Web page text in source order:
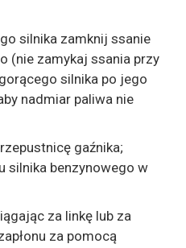
silnika zamknij ssanie
(nie zamykaj ssania przy
silnika po jego
nadmiar paliwa nie
gaźnika;
silnika benzynowego w
za linkę lub za
za pomocą